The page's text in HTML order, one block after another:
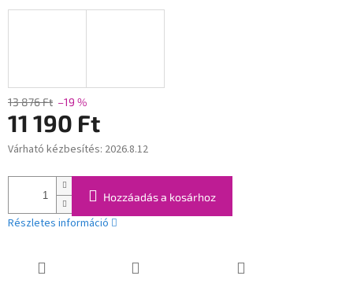
13 876 Ft –19 %
11 190 Ft
Egységár:
Várható kézbesítés: 2026.8.12
Hozzáadás a kosárhoz
Részletes információ